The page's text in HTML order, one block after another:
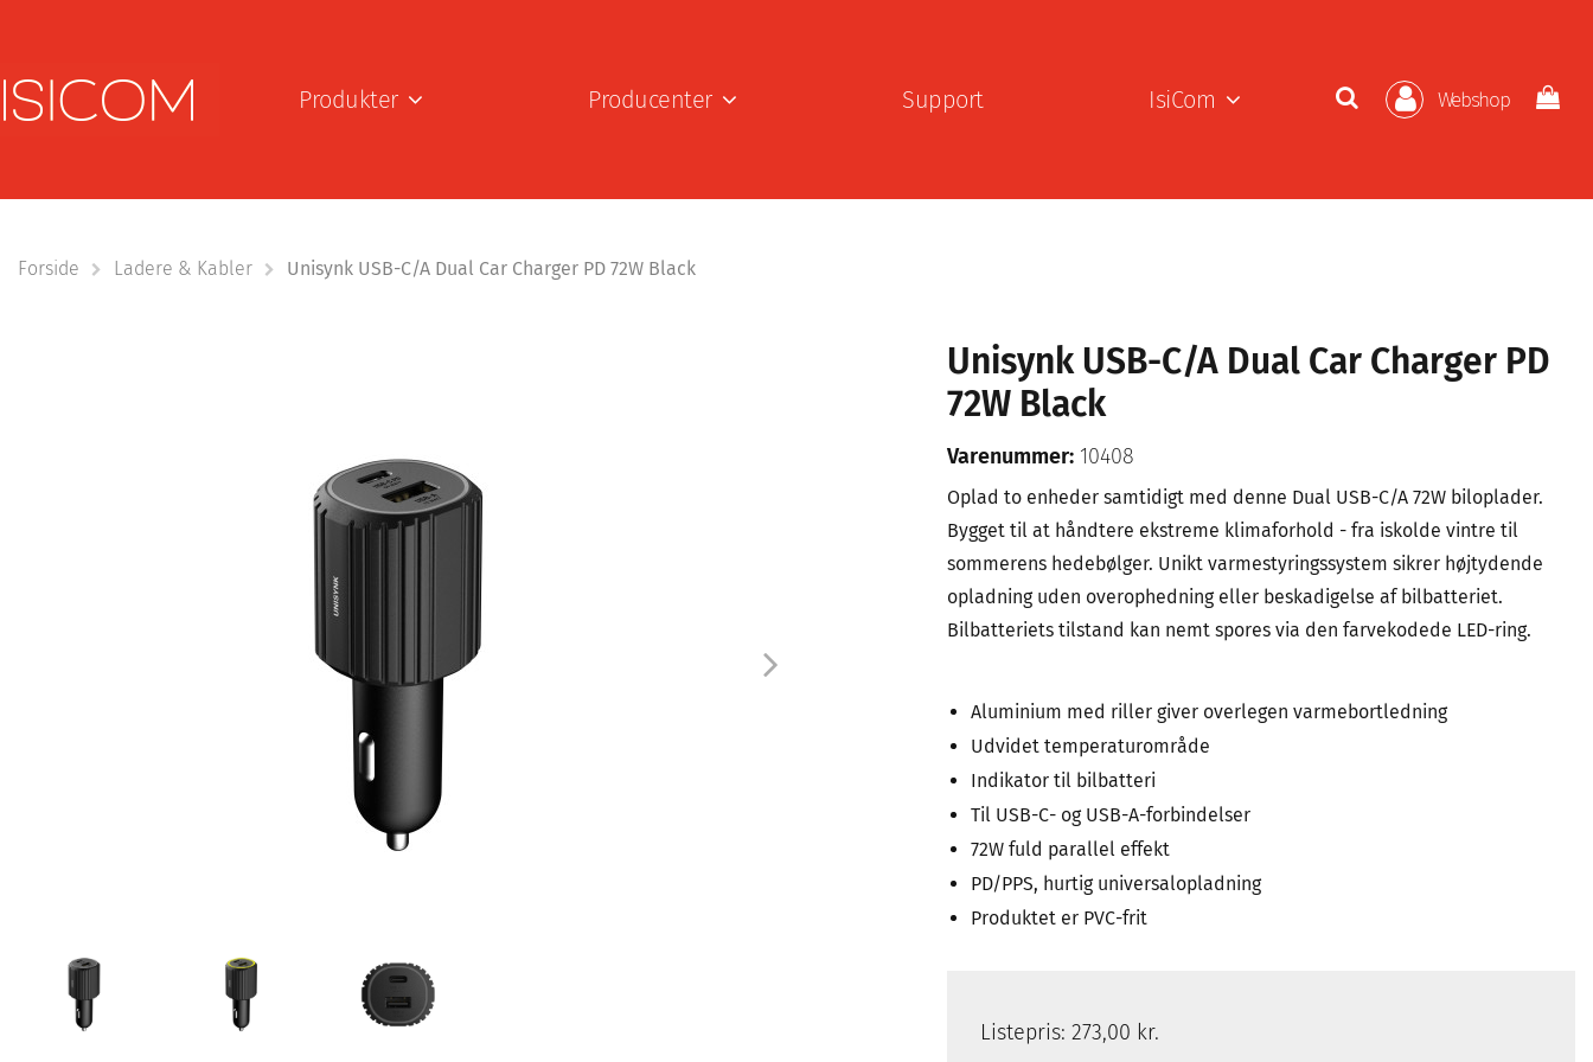
Produkter Producenter Support IsiCom Webshop
Forside Ladere & Kabler Unisynk USB-C/A Dual Car Charger PD 72W Black
Unisynk USB-C/A Dual Car Charger PD
72W Black
Varenummer: 10408
Oplad to enheder samtidigt med denne Dual USB-C/A 72W biloplader.
Bygget til at håndtere ekstreme klimaforhold - fra iskolde vintre til
sommerens hedebølger. Unikt varmestyringssystem sikrer højtydende
opladning uden overophedning eller beskadigelse af bilbatteriet.
Bilbatteriets tilstand kan nemt spores via den farvekodede LED-ring.
Aluminium med riller giver overlegen varmebortledning
Udvidet temperaturområde
Indikator til bilbatteri
Til USB-C- og USB-A-forbindelser
72W fuld parallel effekt
PD/PPS, hurtig universalopladning
Produktet er PVC-frit
Listepris: 273,00 kr.